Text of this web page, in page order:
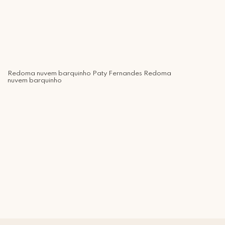
Redoma nuvem barquinho Paty Fernandes Redoma
nuvem barquinho